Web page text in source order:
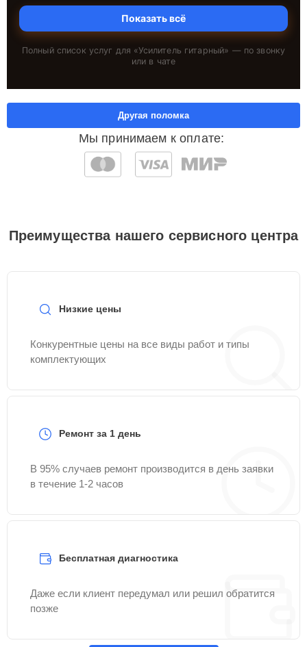
Показать всё
Полный список услуг для «Усилитель гитарный» — по звонку
или в чате
Мы принимаем к оплате:
Другая поломка
Преимущества нашего сервисного центра
Низкие цены
Конкурентные цены на все виды работ и типы
комплектующих
Ремонт за 1 день
В 95% случаев ремонт производится в день заявки
в течение 1-2 часов
Бесплатная диагностика
Даже если клиент передумал или решил обратится
позже